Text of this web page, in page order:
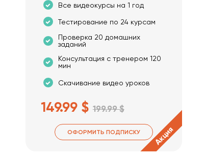
Все видеокурсы на 1 год
Тестирование по 24 курсам
Проверка 20 домашних
заданий
Консультация с тренером 120
мин
Скачивание видео уроков
149.99 $ 199.99 $
ОФОРМИТЬ ПОДПИСКУ Акция